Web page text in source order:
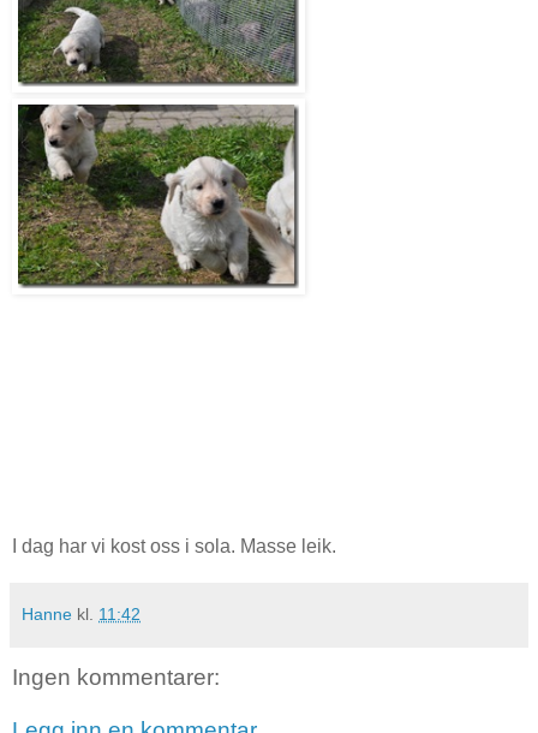
I dag har vi kost oss i sola. Masse leik.
Hanne kl. 11:42
Ingen kommentarer: